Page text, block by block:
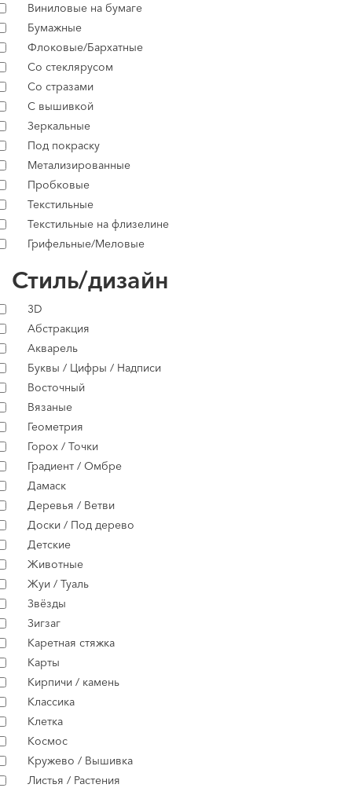
Виниловые на бумаге
Бумажные
Флоковые/Бархатные
Со стеклярусом
Со стразами
С вышивкой
Зеркальные
Под покраску
Метализированные
Пробковые
Текстильные
Текстильные на флизелине
Грифельные/Меловые
Стиль/дизайн
3D
Абстракция
Акварель
Буквы / Цифры / Надписи
Восточный
Вязаные
Геометрия
Горох / Точки
Градиент / Омбре
Дамаск
Деревья / Ветви
Доски / Под дерево
Детские
Животные
Жуи / Туаль
Звёзды
Зигзаг
Каретная стяжка
Карты
Кирпичи / камень
Классика
Клетка
Космос
Кружево / Вышивка
Листья / Растения